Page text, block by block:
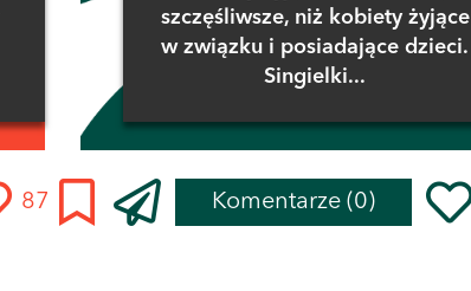
87
szczęśliwsze, niż kobiety żyjące
w związku i posiadające dzieci.
Singielki...
Komentarze (0)